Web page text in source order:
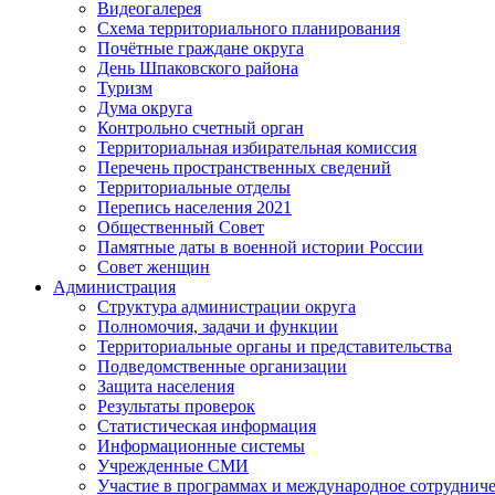
Видеогалерея
Схема территориального планирования
Почётные граждане округа
День Шпаковского района
Туризм
Дума округа
Контрольно счетный орган
Территориальная избирательная комиссия
Перечень пространственных сведений
Территориальные отделы
Перепись населения 2021
Общественный Совет
Памятные даты в военной истории России
Совет женщин
Администрация
Структура администрации округа
Полномочия, задачи и функции
Территориальные органы и представительства
Подведомственные организации
Защита населения
Результаты проверок
Статистическая информация
Информационные системы
Учрежденные СМИ
Участие в программах и международное